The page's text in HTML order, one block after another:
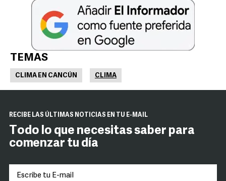
TEMAS
CLIMA EN CANCÚN CLIMA
RECIBE LAS ÚLTIMAS NOTICIAS EN TU E-MAIL
Todo lo que necesitas saber para
comenzar tu día